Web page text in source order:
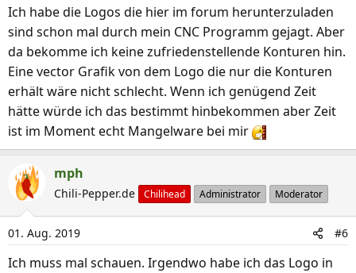
Ich habe die Logos die hier im forum herunterzuladen
sind schon mal durch mein CNC Programm gejagt. Aber
da bekomme ich keine zufriedenstellende Konturen hin.
Eine vector Grafik von dem Logo die nur die Konturen
erhält wäre nicht schlecht. Wenn ich genügend Zeit
hätte würde ich das bestimmt hinbekommen aber Zeit
ist im Moment echt Mangelware bei mir
mph
Chili-Pepper.de Chilihead Administrator Moderator
01. Aug. 2019 #6
Ich muss mal schauen. Irgendwo habe ich das Logo in